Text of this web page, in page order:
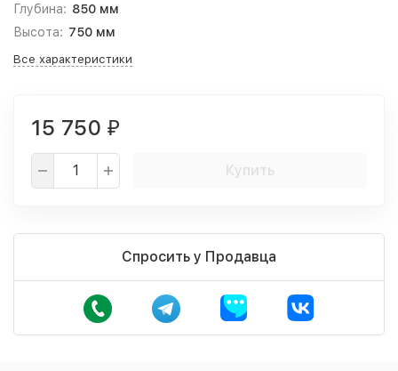
Глубина: 850 мм
Высота: 750 мм
Все характеристики
15 750 ₽
Купить
Спросить у Продавца